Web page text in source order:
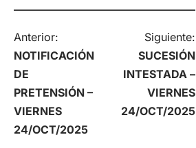
N
a
v
e
Anterior:
NOTIFICACIÓN
DE
PRETENSIÓN –
VIERNES
24/OCT/2025
Siguiente:
SUCESIÓN
INTESTADA –
VIERNES
24/OCT/2025